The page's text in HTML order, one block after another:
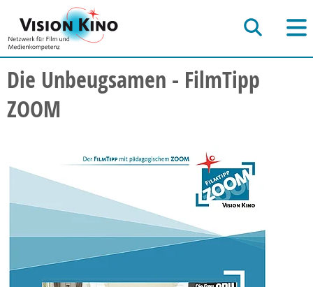
Die Unbeugsamen - FilmTipp
ZOOM